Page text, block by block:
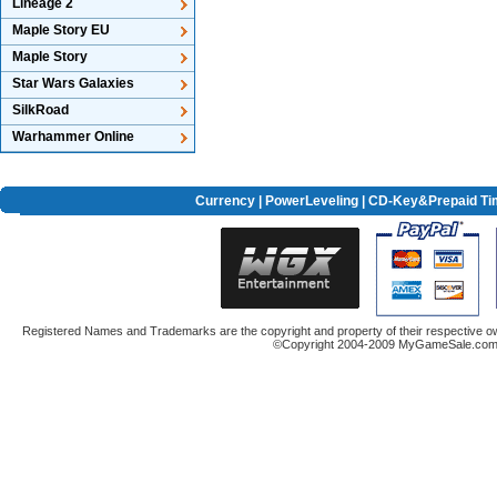
Lineage 2
Maple Story EU
Maple Story
Star Wars Galaxies
SilkRoad
Warhammer Online
Currency| PowerLeveling| CD-Key&Prepaid
Registered Names and Trademarks are the copyright and property of their respective
©Copyright 2004-2009